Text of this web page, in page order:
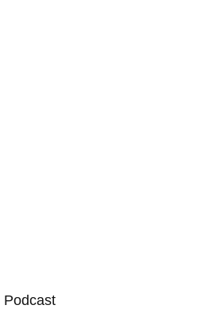
Podcast